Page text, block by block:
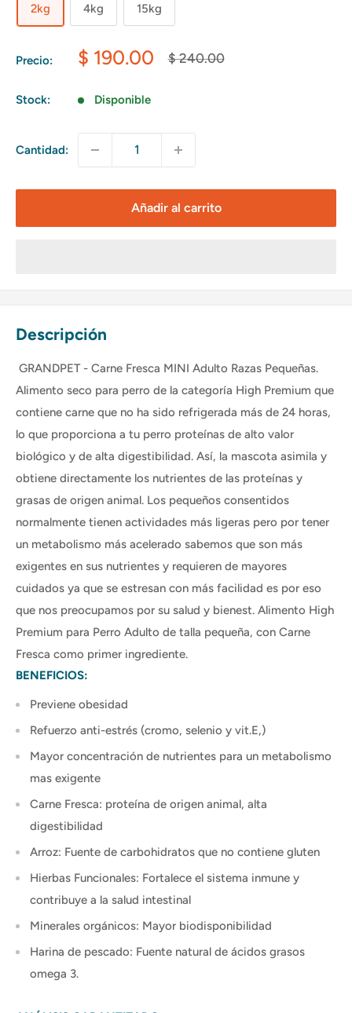
2kg 4kg 15kg
Precio:
Precio
venta
$ 190.00
Precio
$ 240.00
Stock: Disponible
Cantidad:
Añadir al carrito
Descripción
GRANDPET - Carne Fresca MINI Adulto Razas Pequeñas.
Alimento seco para perro de la categoría High Premium que
contiene carne que no ha sido refrigerada más de 24 horas,
lo que proporciona a tu perro proteínas de alto valor
biológico y de alta digestibilidad. Así, la mascota asimila y
obtiene directamente los nutrientes de las proteínas y
grasas de origen animal. Los pequeños consentidos
normalmente tienen actividades más ligeras pero por tener
un metabolismo más acelerado sabemos que son más
exigentes en sus nutrientes y requieren de mayores
cuidados ya que se estresan con más facilidad es por eso
que nos preocupamos por su salud y bienest. Alimento High
Premium para Perro Adulto de talla pequeña, con Carne
Fresca como primer ingrediente.
BENEFICIOS:
Previene obesidad
Refuerzo anti-estrés (cromo, selenio y vit.E,)
Mayor concentración de nutrientes para un metabolismo
mas exigente
Carne Fresca: proteína de origen animal, alta
digestibilidad
Arroz: Fuente de carbohidratos que no contiene gluten
Hierbas Funcionales: Fortalece el sistema inmune y
contribuye a la salud intestinal
Minerales orgánicos: Mayor biodisponibilidad
Harina de pescado: Fuente natural de ácidos grasos
omega 3.